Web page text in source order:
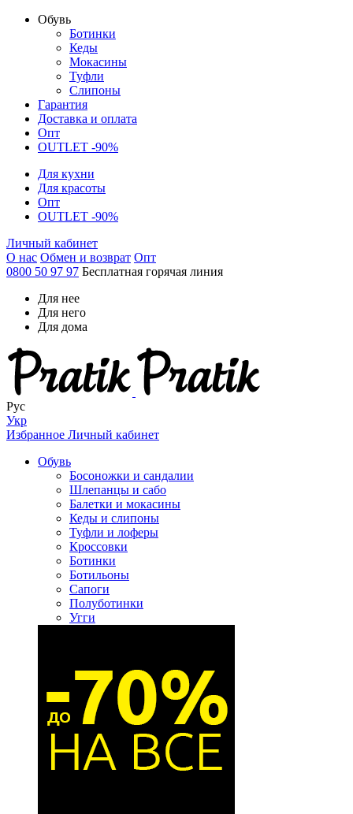
Обувь
Ботинки
Кеды
Мокасины
Туфли
Слипоны
Гарантия
Доставка и оплата
Опт
OUTLET -90%
Для кухни
Для красоты
Опт
OUTLET -90%
Личный кабинет
О нас Обмен и возврат Опт
0800 50 97 97 Бесплатная горячая линия
Для нее
Для него
Для дома
Рус
Укр
Избранное Личный кабинет
Обувь
Босоножки и сандалии
Шлепанцы и сабо
Балетки и мокасины
Кеды и слипоны
Туфли и лоферы
Кроссовки
Ботинки
Ботильоны
Сапоги
Полуботинки
Угги